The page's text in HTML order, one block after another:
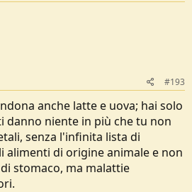
#193
anche latte e uova; hai solo
danno niente in più che tu non
senza l'infinita lista di
alimenti di origine animale e non
stomaco, ma malattie